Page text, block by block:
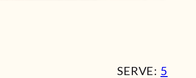
SERVE: 5